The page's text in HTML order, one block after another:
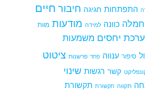
התפתחות חגיגה חיבור חיים
חמלה כוונה למידה מודעות מוות
יחסים משמעות
סיפור ענווה פחד פרשנות ציטוט
קשר רגשות שינוי
תקווה תקשורת תקשורת